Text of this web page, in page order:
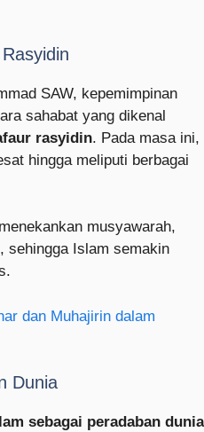
SAW, kepemimpinan
sahabat yang dikenal
rasyidin. Pada masa ini,
hingga meliputi berbagai
musyawarah,
sehingga Islam semakin
dan Muhajirin dalam
Dunia
sebagai peradaban dunia